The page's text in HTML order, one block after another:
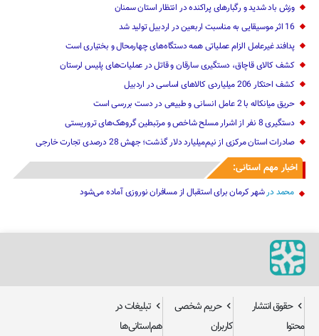
وزش باد شدید و رگبارهای پراکنده در انتظار استان سمنان
16 اثر موسیقایی به مناسبت اربعین در اردبیل تولید شد
پدافند غیرعامل الزام عملیاتی همه دستگاه‌های چهارمحال و بختیاری است
کشف کالای قاچاق، دستگیری سارقان و قاتل در عملیات‌های پلیس لرستان
کشف احتکار 206 میلیاردی کالاهای اساسی در اردبیل
حریق میانکاله با 2 عامل انسانی و طبیعی در دست بررسی است
دستگیری 8 نفر از اشرار مسلح شاخص و مرتبطین گروهک‌های تروریستی
صادرات استان مرکزی از نیم‌میلیارد دلار گذشت؛ جهش 28 درصدی تجارت خارجی
اخبار مهم استانی:
محمد درشهر کرمان برای استقبال از مسافران نوروزی آماده می‌شود
حقوق انتشار
محتوا
حریم شخصی
کاربران
تبلیغات در
هم‌استانی‌ها